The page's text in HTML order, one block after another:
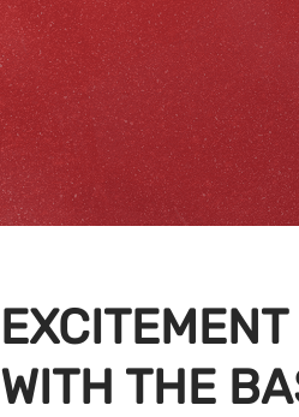
WITH THE